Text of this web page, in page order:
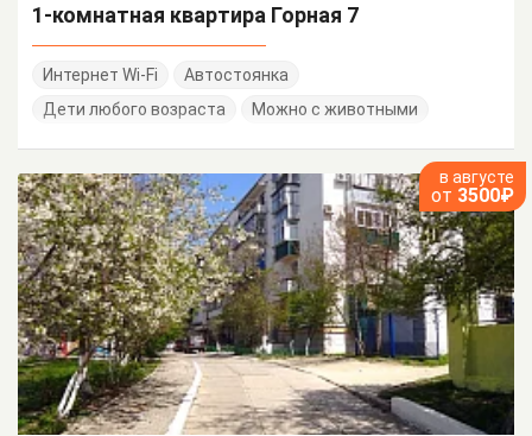
1-комнатная квартира Горная 7
Интернет Wi-Fi
Автостоянка
Дети любого возраста
Можно с животными
в августе
от 3500₽